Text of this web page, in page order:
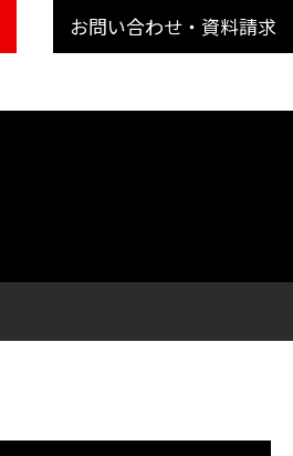
お問い合わせ・資料請求